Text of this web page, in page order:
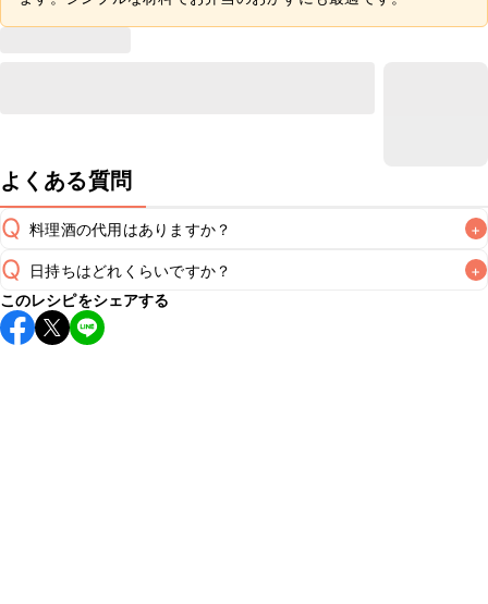
よくある質問
Q 料理酒の代用はありますか？ +
A
Q 日持ちはどれくらいですか？ +
保存期間は冷蔵で翌日中が目安です。なるべくお早めにお召
し上がりください。
このレシピをシェアする